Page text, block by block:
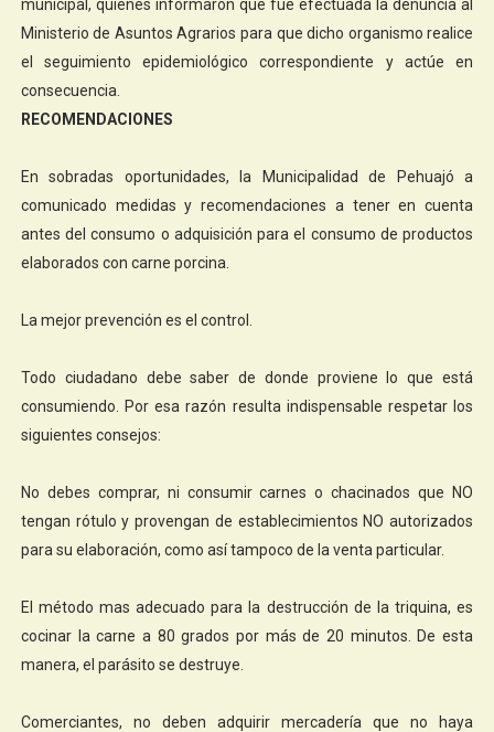
municipal, quienes informaron que fue efectuada la denuncia al
Ministerio de Asuntos Agrarios para que dicho organismo realice
el seguimiento epidemiológico correspondiente y actúe en
consecuencia.
RECOMENDACIONES
En sobradas oportunidades, la Municipalidad de Pehuajó a
comunicado medidas y recomendaciones a tener en cuenta
antes del consumo o adquisición para el consumo de productos
elaborados con carne porcina.
La mejor prevención es el control.
Todo ciudadano debe saber de donde proviene lo que está
consumiendo. Por esa razón resulta indispensable respetar los
siguientes consejos:
No debes comprar, ni consumir carnes o chacinados que NO
tengan rótulo y provengan de establecimientos NO autorizados
para su elaboración, como así tampoco de la venta particular.
El método mas adecuado para la destrucción de la triquina, es
cocinar la carne a 80 grados por más de 20 minutos. De esta
manera, el parásito se destruye.
Comerciantes, no deben adquirir mercadería que no haya